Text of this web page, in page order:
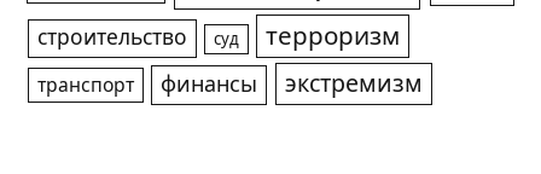
строительство суд терроризм
транспорт финансы экстремизм